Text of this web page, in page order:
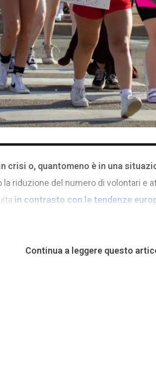
crisi o, quantomeno è in una
la riduzione del numero di volontari e
in contrasto con le tendenze
Continua a leggere questo